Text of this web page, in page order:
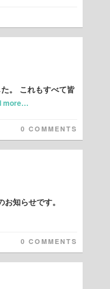
。 これもすべて皆
more…
0 COMMENTS
知らせです。
0 COMMENTS